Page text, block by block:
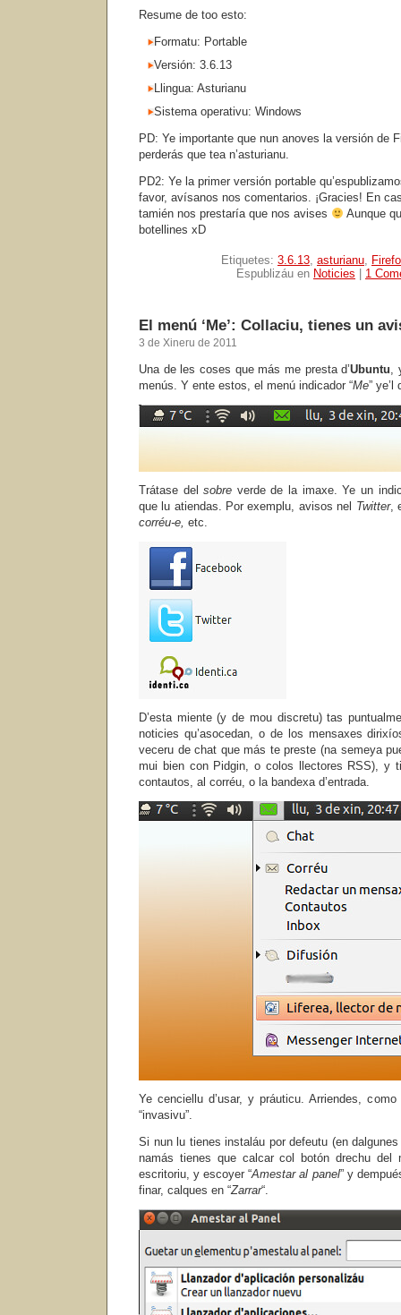
Resume de too esto:
Formatu: Portable
Versión: 3.6.13
Llingua: Asturianu
Sistema operativu: Windows
PD: Ye importante que nun anoves la versión de
perderás que tea n’asturianu.
PD2: Ye la primer versión portable
favor, avísanos nos comentarios. ¡Gracies! En
tamién nos prestaría que nos avises
Aunque
botellines xD
Etiquetes: 3.6.13, asturianu,
Espublizáu en Noticies 1
El menú ‘Me’: Collaciu, tienes un
3 de Xineru de 2011
Una de les coses que más me presta d’Ubuntu,
menús. Y ente estos, el menú indicador “Me”
Trátase delsobre verde de la imaxe. Ye un
que lu atiendas. Por exemplu, avisos nel Twitter,
corréu-e, etc.
D’esta miente (y de mou discretu) tas
noticies qu’asocedan, o de los mensaxes
veceru de chat que más te preste (na semeya
mui bien con Pidgin, o colos llectores RSS), y
contautos, al corréu, o la bandexa d’entrada.
Ye cenciellu d’usar, y práuticu. Arriendes,
“invasivu”.
Si nun lu tienes instaláu por defeutu (en
namás tienes que calcar col botón drechu del
escritoriu, y escoyer “Amestar al panel” y
finar, calques en “Zarrar“.